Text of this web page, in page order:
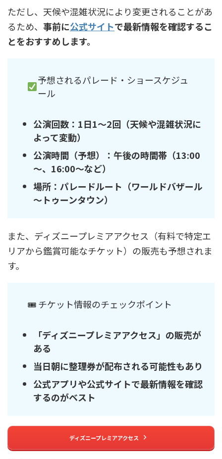
ただし、天候や混雑状況により変更されることがあ
るため、 事前に公式サイトで最新情報を確認するこ
とをおすすめします。
予想されるパレード・ショースケジュ
ール
公演回数：1日1～2回（天候や混雑状況に
よって変動）
公演時間（予想）：午後の時間帯（13:00
～、16:00～など）
場所：パレードルート（ワールドバザール
～トゥーンタウン）
また、ディズニープレミアアクセス（有料で特定エ
リアから鑑賞可能なチケット）の販売も予想されま
す。
🎟 チケット情報のチェックポイント
「ディズニープレミアアクセス」の販売が
ある
当日朝に整理券が配布される可能性もあり
公式アプリや公式サイトで最新情報を確認
するのがベスト
ディズニープレミアアクセス